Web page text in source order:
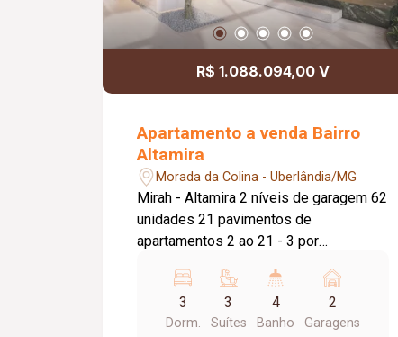
R$ 1.088.094,00 V
Apartamento a venda Bairro
Altamira
Morada da Colina - Uberlândia/MG
Mirah - Altamira 2 níveis de garagem 62
unidades 21 pavimentos de
apartamentos 2 ao 21 - 3 por
de 20 itens de lazer 111m² final 3 - 3
suites, varanda gourmet 130m² final 2 -
3 suites, varanda gourmet 135m² final 1
3
Dorm.
3
Suítes
4
Banho
2
Garagens